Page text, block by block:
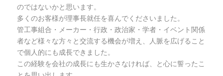
のではないかと思います。
多くのお客様が理事長就任を喜んでくださいました。
管工事組合・メーカー・行政・政治家・学者・イベント関係
者など様々な方々と交流する機会が増え、人脈を広げること
で個人的にも成長できました。
この経験を会社の成長にも生かさなければ、と心に誓ったこ